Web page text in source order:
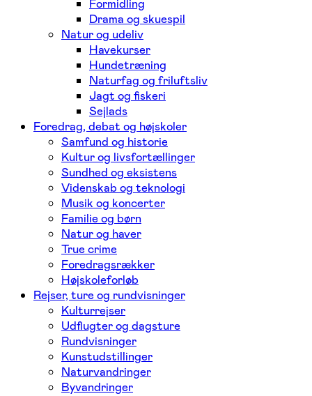
Formidling
Drama og skuespil
Natur og udeliv
Havekurser
Hundetræning
Naturfag og friluftsliv
Jagt og fiskeri
Sejlads
Foredrag, debat og højskoler
Samfund og historie
Kultur og livsfortællinger
Sundhed og eksistens
Videnskab og teknologi
Musik og koncerter
Familie og børn
Natur og haver
True crime
Foredragsrækker
Højskoleforløb
Rejser, ture og rundvisninger
Kulturrejser
Udflugter og dagsture
Rundvisninger
Kunstudstillinger
Naturvandringer
Byvandringer